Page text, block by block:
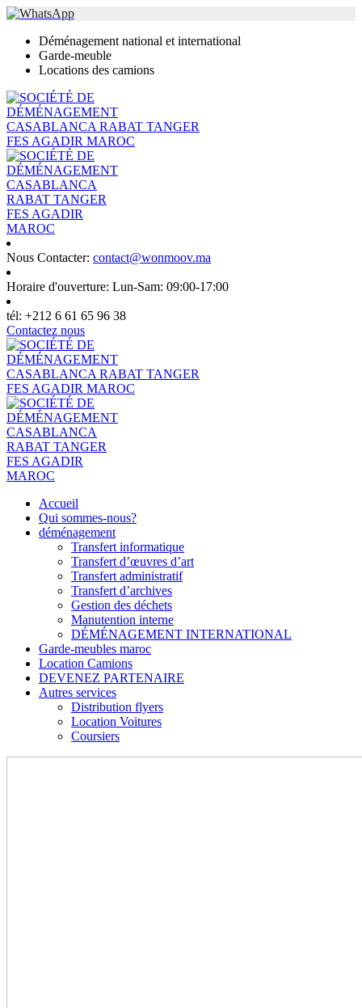
Déménagement national et international
Garde-meuble
Locations des camions
Nous Contacter: contact@wonmoov.ma
Horaire d'ouverture: Lun-Sam: 09:00-17:00
tél: +212 6 61 65 96 38
Contactez nous
Accueil
Qui sommes-nous?
déménagement
Transfert informatique
Transfert d’œuvres d’art
Transfert administratif
Transfert d’archives
Gestion des déchets
Manutention interne
DÉMÉNAGEMENT INTERNATIONAL
Garde-meubles maroc
Location Camions
DEVENEZ PARTENAIRE
Autres services
Distribution flyers
Location Voitures
Coursiers